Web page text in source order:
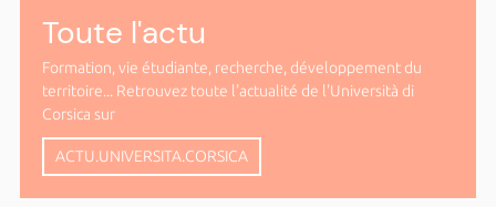
Toute l'actu
Formation, vie étudiante, recherche, développement du
territoire... Retrouvez toute l'actualité de l'Università di
Corsica sur
ACTU.UNIVERSITA.CORSICA